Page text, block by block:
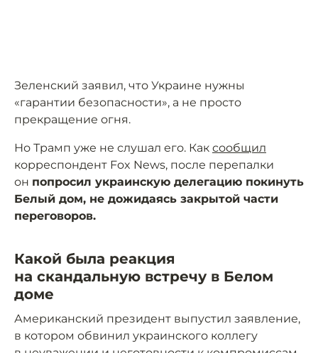
Зеленский заявил, что Украине нужны
«гарантии безопасности», а не просто
прекращение огня.
Но Трамп уже не слушал его. Как сообщил
корреспондент Fox News, после перепалки
он попросил украинскую делегацию покинуть
Белый дом, не дожидаясь закрытой части
переговоров.
Какой была реакция
на скандальную встречу в Белом
доме
Американский президент выпустил заявление,
в котором обвинил украинского коллегу